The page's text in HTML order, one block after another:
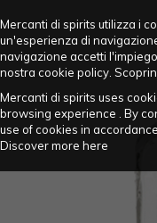
Mercanti di spirits utilizza i
un'esperienza di
navigazione accetti
nostra cookie policy.
Mercanti di spirits uses
browsing experience . By
use of cookies in
Discover more here